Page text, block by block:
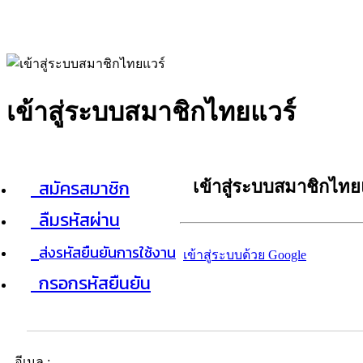
เข้าสู่ระบบสมาชิกไทยแวร์
สมัครสมาชิก
ลืมรหัสผ่าน
ส่งรหัสยืนยันการใช้งาน
กรอกรหัสยืนยัน
เข้าสู่ระบบสมาชิกไท
เข้าสู่ระบบด้วย Google